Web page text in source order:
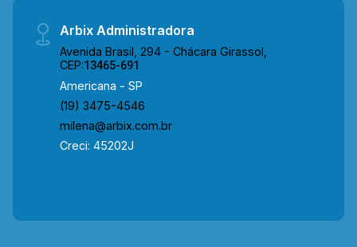
Arbix Administradora
Avenida Brasil, 294 - Chácara Girassol,
CEP:13465-691
Americana - SP
(19) 3475-4546
milena@arbix.com.br
Creci: 45202J